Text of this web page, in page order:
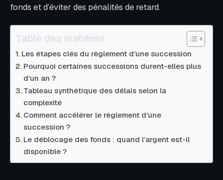
fonds et d’éviter des pénalités de retard.
Table des matières
Les étapes clés du règlement d’une succession
Pourquoi certaines successions durent-elles plus
d’un an ?
Tableau synthétique des délais selon la
complexité
Comment accélérer le règlement d’une
succession ?
Le déblocage des fonds : quand l’argent est-il
disponible ?